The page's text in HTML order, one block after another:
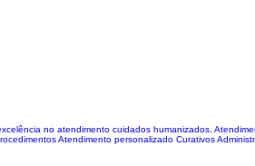
no atendimento cuidados humanizados.
Atendimento personalizado Curativos